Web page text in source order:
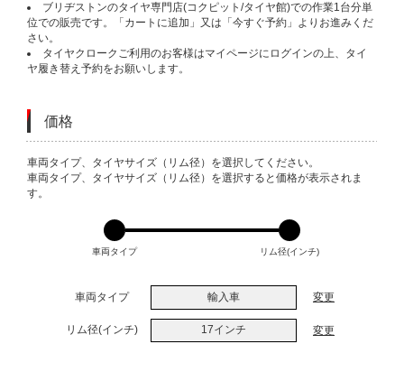
ブリヂストンのタイヤ専門店(コクピット/タイヤ館)での作業1台分単
位での販売です。「カートに追加」又は「今すぐ予約」よりお進みくだ
さい。
タイヤクロークご利用のお客様はマイページにログインの上、タイ
ヤ履き替え予約をお願いします。
価格
VARIATIONS
車両タイプ、タイヤサイズ（リム径）を選択してください。
車両タイプ、タイヤサイズ（リム径）を選択すると価格が表示されま
す。
車両タイプ リム径(インチ)
車両タイプ 輸入車 変更
リム径(インチ) 17インチ 変更